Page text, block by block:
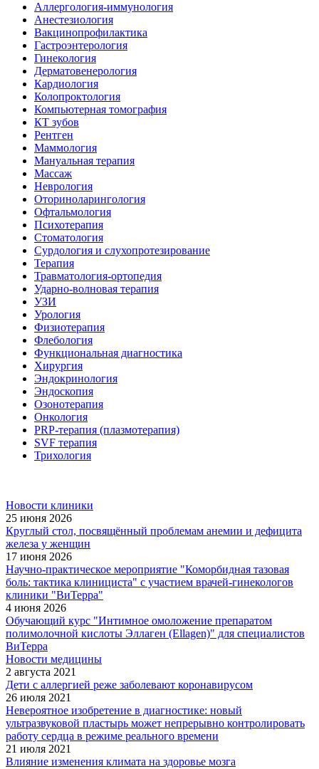
Аллергология-иммунология
Анестезиология
Вакцинопрофилактика
Гастроэнтерология
Гинекология
Дерматовенерология
Кардиология
Колопроктология
Компьютерная томография
КТ зубов
Рентген
Маммология
Мануальная терапия
Массаж
Неврология
Оториноларингология
Офтальмология
Психотерапия
Стоматология
Сурдология и слухопротезирование
Терапия
Травматология-ортопедия
Ударно-волновая терапия
УЗИ
Урология
Физиотерапия
Флебология
Функциональная диагностика
Хирургия
Эндокринология
Эндоскопия
Озонотерапия
Онкология
PRP-терапия (плазмотерапия)
SVF терапия
Трихология
Новости клиники
25 июня 2026
Круглый стол, посвящённый проблемам анемии и дефицита
железа у женщин
17 июня 2026
Научно-практическое мероприятие "Коморбидная тазовая
боль: тактика клинициста" с участием врачей-гинекологов
клиники "ВиТерра"
4 июня 2026
Обучающий курс "Интимное омоложение препаратом
полимолочной кислоты Эллаген (Ellagen)" для специалистов
ВиТерра
Новости медицины
2 августа 2021
Дети с аллергией реже заболевают коронавирусом
26 июля 2021
Невероятное изобретение в диагностике: новый
ультразвуковой пластырь может непрерывно контролировать
работу сердца в режиме реального времени
21 июля 2021
Влияние изменения климата на здоровье мозга